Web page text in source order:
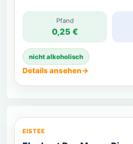
Trinatriumcitrat, Zitronensaft aus
Zitronensaftkonzentrat (0,1%),
Antioxidationsmittel
Steviolglycoside. ⁽¹⁾Rainforest
Informationen unter ra.org.
Pfand
0,25 €
nicht alkoholisch
Details ansehen→
EISTEE